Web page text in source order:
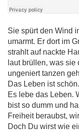
Sie spürt den Wind
umarmt. Er dort im
strahlt auf nackte
laut brüllen, was sie
ungeniert tanzen
Das Leben ist
Es lebe das Leben.
bist so dumm und
Freiheit beraubst,
Doch Du wirst wie